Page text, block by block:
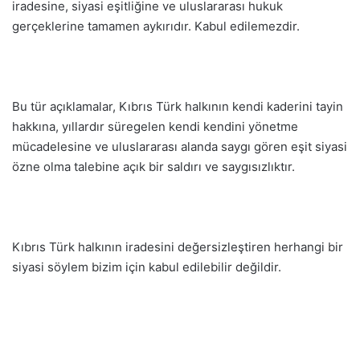
iradesine, siyasi eşitliğine ve uluslararası hukuk
gerçeklerine tamamen aykırıdır. Kabul edilemezdir.
Bu tür açıklamalar, Kıbrıs Türk halkının kendi kaderini tayin
hakkına, yıllardır süregelen kendi kendini yönetme
mücadelesine ve uluslararası alanda saygı gören eşit siyasi
özne olma talebine açık bir saldırı ve saygısızlıktır.
Kıbrıs Türk halkının iradesini değersizleştiren herhangi bir
siyasi söylem bizim için kabul edilebilir değildir.